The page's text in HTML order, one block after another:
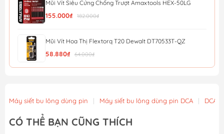
Mũi Vít Siêu Cứng Chống Trượt Amaxtools HEX-50LG
155.000₫ 182.000₫
Mũi Vít Hoa Thị Flextorq T20 Dewalt DT70533T-QZ
58.880₫ 64.000₫
Mũi Vít Chống Trượt Amaxtools HEX-75CT
49.900₫
Máy siết bu lông dùng pin | Máy siết bu lông dùng pin DCA | DCA
CÓ THỂ BẠN CŨNG THÍCH